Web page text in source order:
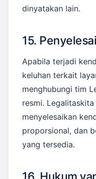
dinyatakan lain.
15.
Apabila terjadi
keluhan terkait
menghubungi tim
resmi.
menyelesaikan
proporsional, dan
yang tersedia.